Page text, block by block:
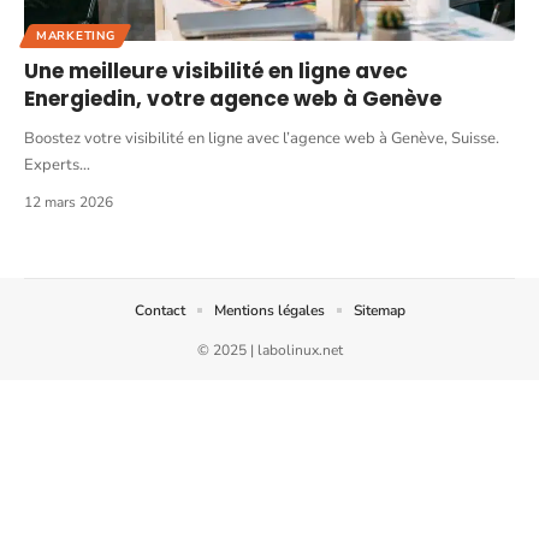
MARKETING
Une meilleure visibilité en ligne avec
Energiedin, votre agence web à Genève
Boostez votre visibilité en ligne avec l’agence web à Genève, Suisse.
Experts…
12 mars 2026
© 2025 | labolinux.net
Contact Mentions légales Sitemap